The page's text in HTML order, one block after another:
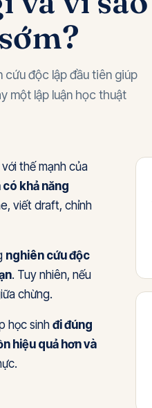
độc lập đầu tiên giúp
một lập luận học thuật
thế mạnh của
khả năng
viết draft, chỉnh
nghiên cứu độc
. Tuy nhiên, nếu
chừng.
học sinh đi đúng
hiệu quả hơn và